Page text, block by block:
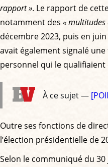
rapport ». Le rapport de
notamment des « multitudes
décembre 2023, puis en
avait également signalé
personnel qui le qualifiaient
À ce sujet —
Outre ses fonctions de
l’élection présidentielle de
Selon le communiqué du